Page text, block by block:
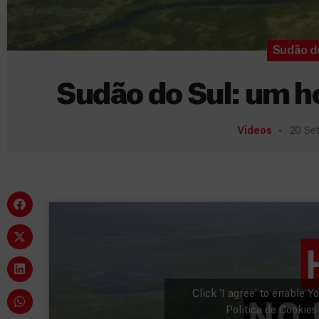
Sudão
Sudão do Sul: um
Vídeos 20
Click 'I agree' to enable
Política de Cookies